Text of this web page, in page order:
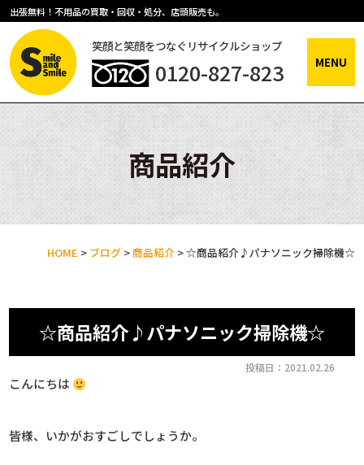
出張無料！不用品の買取・回収・処分、店頭販売も。
笑顔と笑顔をつなぐリサイクルショップ
0120-827-823 MENU
商品紹介
HOME > ブログ>商品紹介>☆商品紹介♪パナソニック掃除機☆
☆商品紹介♪パナソニック掃除機☆
投稿日：2021.02.26
こんにちは
皆様、いかがおすごしでしょうか。